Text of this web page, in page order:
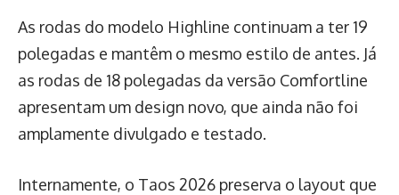
As rodas do modelo Highline continuam a ter 19
polegadas e mantêm o mesmo estilo de antes. Já
as rodas de 18 polegadas da versão Comfortline
apresentam um design novo, que ainda não foi
amplamente divulgado e testado.
Internamente, o Taos 2026 preserva o layout que